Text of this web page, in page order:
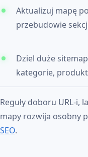
Aktualizuj mapę
przebudowie
Dziel duże
kategorie,
Reguły doboru URL-i,
mapy rozwija osobny
SEO.